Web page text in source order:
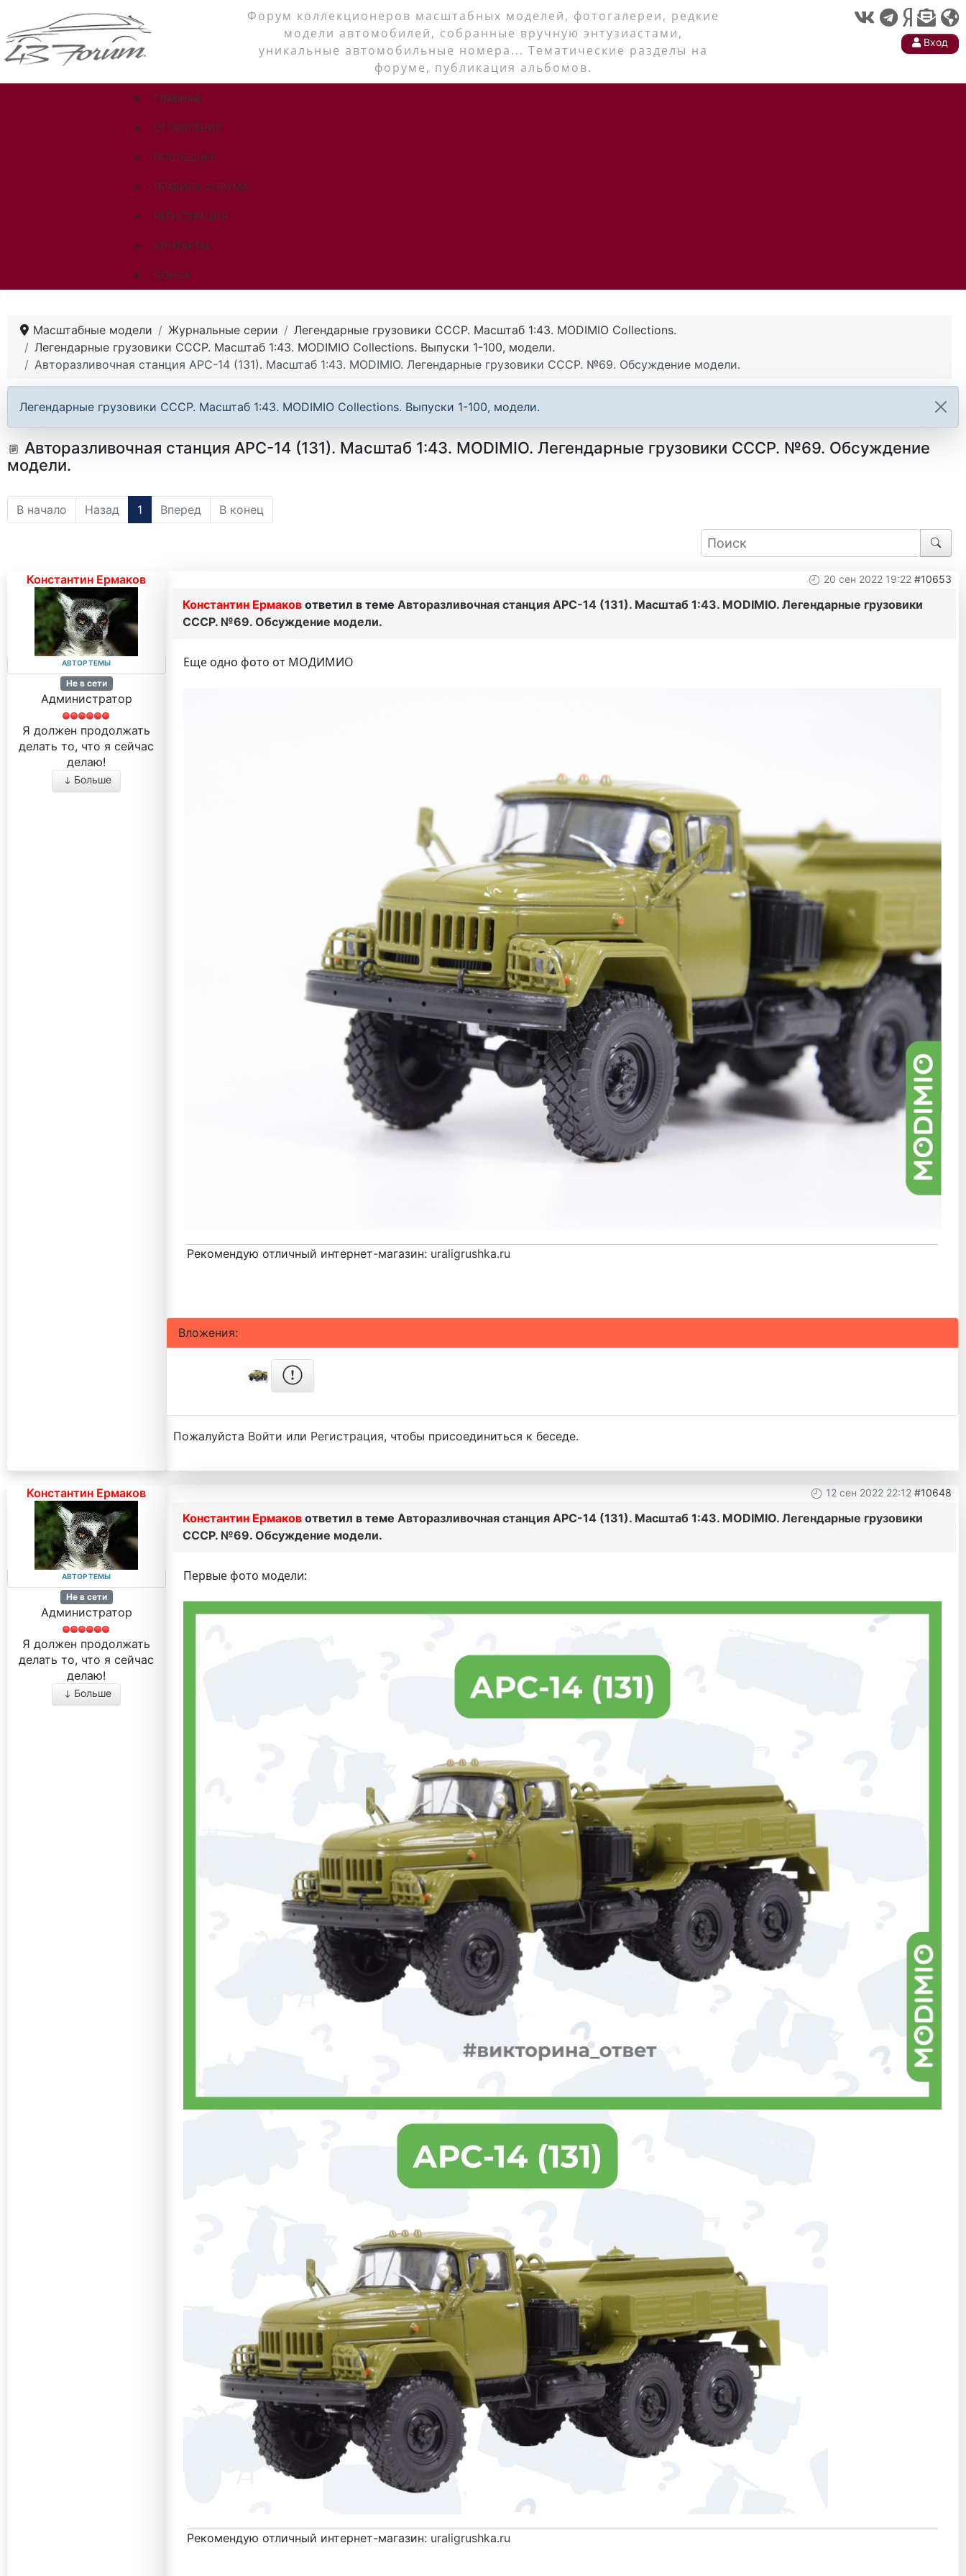
Форум коллекционеров масштабных моделей, фотогалереи, редкие
модели автомобилей, собранные вручную энтузиастами,
уникальные автомобильные номера... Тематические разделы на
форуме, публикация альбомов.
Вход
ГЛАВНАЯ
ОГЛАВЛЕНИЕ
ПОСЛЕДНЕЕ
ПРАВИЛА ФОРУМА
РЕГИСТРАЦИЯ
КОНТАКТЫ
ПОИСК
Масштабные модели Журнальные серии
Легендарные грузовики СССР. Масштаб 1:43. MODIMIO Collections.
Легендарные грузовики СССР. Масштаб 1:43. MODIMIO Collections. Выпуски 1-100, модели.
Авторазливочная станция АРС-14 (131). Масштаб 1:43. MODIMIO. Легендарные грузовики СССР. №69. Обсуждение модели.
Легендарные грузовики СССР. Масштаб 1:43. MODIMIO Collections. Выпуски 1-100, модели.
Авторазливочная станция АРС-14 (131). Масштаб 1:43. MODIMIO. Легендарные грузовики СССР. №69. Обсуждение
модели.
В начало Назад 1 Вперед В конец
Константин Ермаков
АВТОР ТЕМЫ
Не в сети
Администратор
Я должен продолжать
делать то, что я сейчас
делаю!
Больше
20 сен 2022 19:22 #10653
Константин Ермаковответил в теме Авторазливочная станция АРС-14 (131). Масштаб 1:43. MODIMIO. Легендарные грузовики
СССР. №69. Обсуждение модели.
Еще одно фото от МОДИМИО
Рекомендую отличный интернет-магазин: uraligrushka.ru
Вложения:
Пожалуйста Войти или Регистрация, чтобы присоединиться к беседе.
Константин Ермаков
АВТОР ТЕМЫ
Не в сети
Администратор
Я должен продолжать
делать то, что я сейчас
делаю!
Больше
12 сен 2022 22:12 #10648
Константин Ермаковответил в теме Авторазливочная станция АРС-14 (131). Масштаб 1:43. MODIMIO. Легендарные грузовики
СССР. №69. Обсуждение модели.
Первые фото модели:
Рекомендую отличный интернет-магазин: uraligrushka.ru